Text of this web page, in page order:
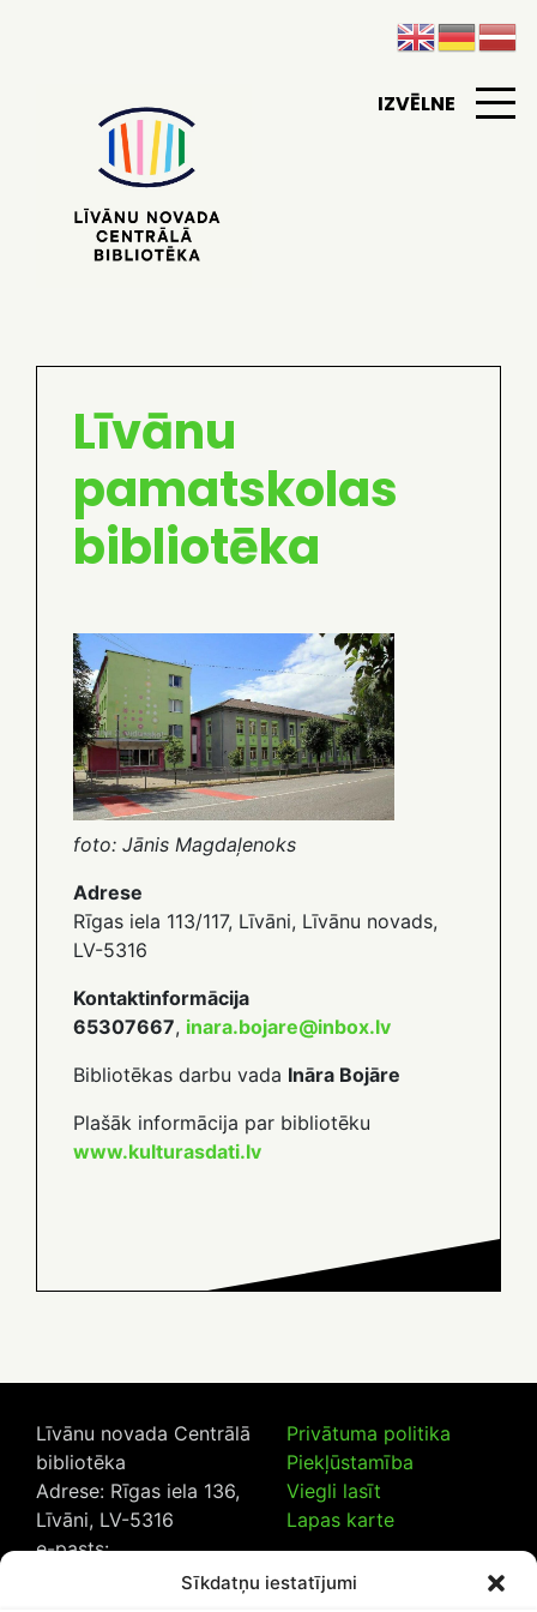
Sīkdatņu iestatījumi
IZVĒLNE
Līvānu
pamatskolas
bibliotēka
foto: Jānis Magdaļenoks
Adrese
Rīgas iela 113/117, Līvāni, Līvānu novads,
LV-5316
Kontaktinformācija
65307667, inara.bojare@inbox.lv
Bibliotēkas darbu vada Ināra Bojāre
Plašāk informācija par bibliotēku
www.kulturasdati.lv
Līvānu novada Centrālā
bibliotēka
Adrese: Rīgas iela 136,
Līvāni, LV-5316
e-pasts:
Privātuma politika
Piekļūstamība
Viegli lasīt
Lapas karte